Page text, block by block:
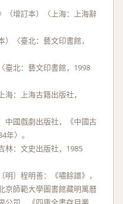
（增訂本）〈上海：上海辭
〈臺北：藝文印書館，
臺北：藝文印書館，1998
海：上海古籍出版社，
中國戲劇出版社，《中國古
年〉。
林：文史出版社，1985
〕程明善：《嘯餘譜》，
京師範大學圖書館藏明萬曆